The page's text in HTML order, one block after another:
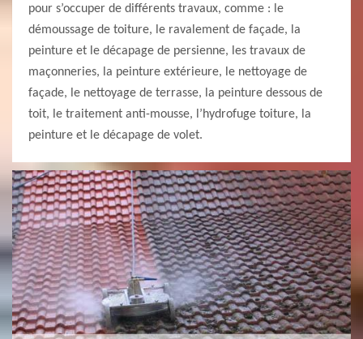
pour s’occuper de différents travaux, comme : le
démoussage de toiture, le ravalement de façade, la
peinture et le décapage de persienne, les travaux de
maçonneries, la peinture extérieure, le nettoyage de
façade, le nettoyage de terrasse, la peinture dessous de
toit, le traitement anti-mousse, l’hydrofuge toiture, la
peinture et le décapage de volet.